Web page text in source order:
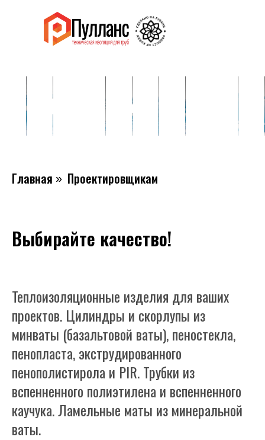
Проектировщикам
Главная » Проектировщикам
Выбирайте качество!
Теплоизоляционные изделия для ваших
проектов. Цилиндры и скорлупы из
минваты (базальтовой ваты), пеностекла,
пенопласта, экструдированного
пенополистирола и PIR. Трубки из
вспенненного полиэтилена и вспенненного
каучука. Ламельные маты из минеральной
ваты.